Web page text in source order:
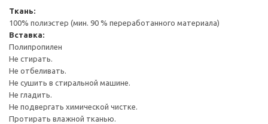
Ткань:
100% полиэстер (мин. 90 % переработанного материала)
Вставка:
Полипропилен
Не стирать.
Не отбеливать.
Не сушить в стиральной машине.
Не гладить.
Не подвергать химической чистке.
Протирать влажной тканью.